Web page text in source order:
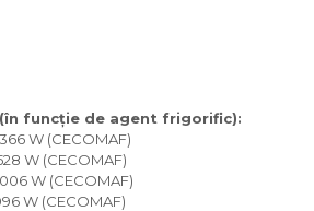
funcție de agent frigorific):
W (CECOMAF)
W (CECOMAF)
W (CECOMAF)
W (CECOMAF)